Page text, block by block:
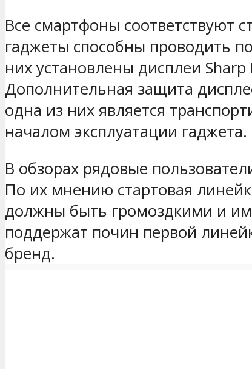
Все смартфоны соответствуют
гаджеты способны проводить
них установлены дисплеи
Дополнительная защита
одна из них является
началом эксплуатации гаджета.
В обзорах рядовые
По их мнению стартовая
должны быть громоздкими и
поддержат почин первой
бренд.